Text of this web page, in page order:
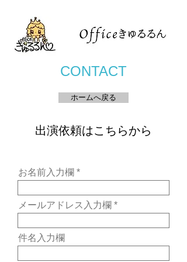
CONTACT
ホームへ戻る
​出演依頼はこちらから
お名前入力欄
メールアドレス入力欄
件名入力欄